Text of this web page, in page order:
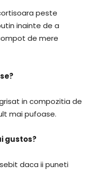
peste
inainte de a
de mere
in compozitia de
mai pufoase.
gustos?
daca ii puneti